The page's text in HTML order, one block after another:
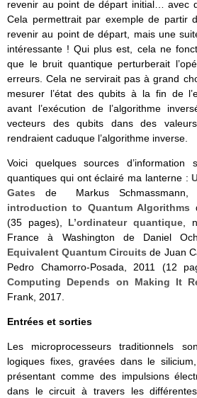
revenir au point de départ initial… avec
Cela permettrait par exemple de partir
revenir au point de départ, mais une
intéressante ! Qui plus est, cela ne
que le bruit quantique perturberait
erreurs. Cela ne servirait pas à grand
mesurer l’état des qubits à la fin de
avant l’exécution de l’algorithme
vecteurs des qubits dans des
rendraient caduque l’algorithme inverse.
Voici quelques sources
quantiques qui ont éclairé ma lanterne :
Gates de Markus Schmassmann,
introduction to Quantum Algorithms
(35 pages), L’ordinateur quantique ,
France à Washington de Daniel
Equivalent Quantum Circuits de Juan
Pedro Chamorro-Posada, 2011 (12
Computing Depends on Making It
Frank, 2017.
Entrées et sorties
Les microprocesseurs traditionnels
logiques fixes, gravées dans le
présentant comme des impulsions
dans le circuit à travers les